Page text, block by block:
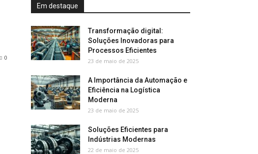
0
Em destaque
Transformação digital:
Soluções Inovadoras para
Processos Eficientes
23 de maio de 2025
A Importância da Automação e
Eficiência na Logística
Moderna
23 de maio de 2025
Soluções Eficientes para
Indústrias Modernas
22 de maio de 2025